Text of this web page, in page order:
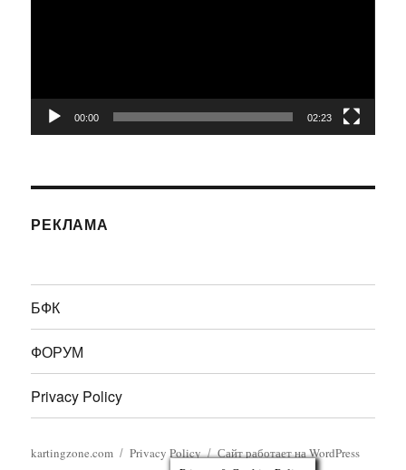
00:00 02:23
РЕКЛАМА
БФК
ФОРУМ
Privacy Policy
kartingzone.com Privacy Policy
Сайт работает на WordPress